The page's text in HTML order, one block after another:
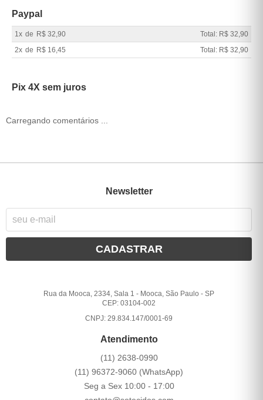
Paypal
1x de R$ 32,90
Total: R$ 32,90
2x de R$ 16,45 Total: R$ 32,90
Pix 4X sem juros
Carregando comentários ...
Newsletter
CADASTRAR
Rua da Mooca, 2334, Sala 1 - Mooca, São Paulo -SP
CEP: 03104-002
CNPJ: 29.834.147/0001-69
Atendimento
(11) 2638-0990
(11) 96372-9060 (WhatsApp)
Seg a Sex 10:00 - 17:00